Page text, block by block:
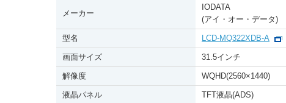
メーカー
IODATA
(アイ・オー・データ)
型名 LCD-MQ322XDB-A
画面サイズ 31.5インチ
解像度 WQHD(2560×1440)
液晶パネル TFT液晶(ADS)